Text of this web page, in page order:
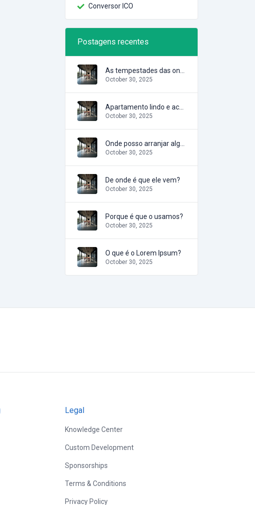
Conversor ICO
Postagens recentes
October 30, 2025
October 30, 2025
October 30, 2025
De onde é que ele vem?
October 30, 2025
Porque é que o usamos?
October 30, 2025
O que é o Lorem Ipsum?
October 30, 2025
Legal
Knowledge Center
Custom Development
Sponsorships
Terms & Conditions
Privacy Policy